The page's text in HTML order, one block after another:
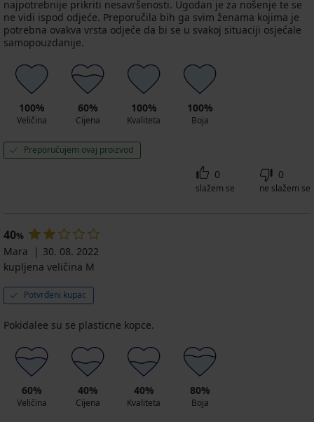
najpotrebnije prikriti nesavršenosti. Ugodan je za nošenje te se
ne vidi ispod odjeće. Preporučila bih ga svim ženama kojima je
potrebna ovakva vrsta odjeće da bi se u svakoj situaciji osjećale
samopouzdanije.
100%
Veličina
60%
Cijena
100%
Kvaliteta
100%
Boja
Preporučujem ovaj proizvod
0
slažem se
0
ne slažem se
40%
Mara
30. 08. 2022
kupljena veličina M
Potvrđeni kupac
Pokidalee su se plasticne kopce.
60%
Veličina
40%
Cijena
40%
Kvaliteta
80%
Boja